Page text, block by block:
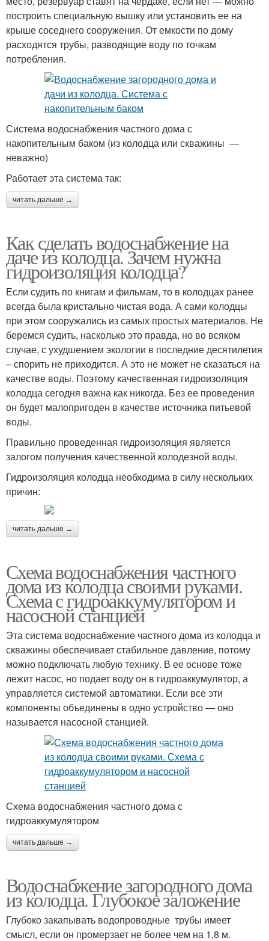
построить специальную вышку или установить ее на
крыше соседнего сооружения. От емкости по дому
расходятся трубы, разводящие воду по точкам
потребления.
Система водоснабжения частного дома с
накопительным баком (из колодца или скважины —
неважно)
Работает эта система так:
читать дальше →
Как сделать водоснабжение на
даче из колодца. Зачем нужна
гидроизоляция колодца?
Если судить по книгам и фильмам, то в колодцах ранее
всегда была кристально чистая вода. А сами колодцы
при этом сооружались из самых простых материалов. Не
беремся судить, насколько это правда, но во всяком
случае, с ухудшением экологии в последние десятилетия
– спорить не приходится. А это не может не сказаться на
качестве воды. Поэтому качественная гидроизоляция
колодца сегодня важна как никогда. Без ее проведения
он будет малопригоден в качестве источника питьевой
воды.
Правильно проведенная гидроизоляция является
залогом получения качественной колодезной воды.
Гидроизоляция колодца необходима в силу нескольких
причин:
читать дальше →
Схема водоснабжения частного
дома из колодца своими руками.
Схема с гидроаккумулятором и
насосной станцией
Эта система водоснабжение частного дома из колодца и
скважины обеспечивает стабильное давление, потому
можно подключать любую технику. В ее основе тоже
лежит насос, но подает воду он в гидроаккумулятор, а
управляется системой автоматики. Если все эти
компоненты объединены в одно устройство — оно
называется насосной станцией.
Схема водоснабжения частного дома с
гидроаккумулятором
читать дальше →
Водоснабжение загородного дома
из колодца. Глубокое заложение
Глубоко закапывать водопроводные трубы имеет
смысл, если он промерзает не более чем на 1,8 м.